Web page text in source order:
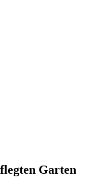
Garten